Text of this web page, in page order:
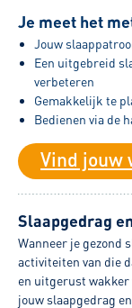
Je meet het
Jouw
Een uitgebreid
verbeteren
Gemakkelijk te
Bedienen via de
Vind jouw
Slaapgedrag
Wanneer je gezond
activiteiten van die
en uitgerust
jouw slaapgedrag